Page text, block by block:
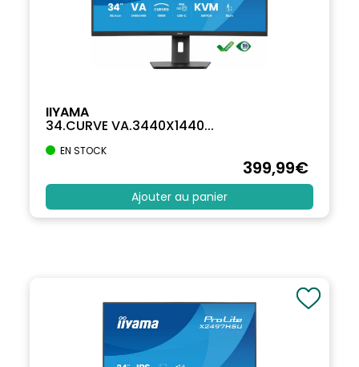
IIYAMA
34.CURVE VA.3440X1440...
EN STOCK
399,99€
Ajouter au panier